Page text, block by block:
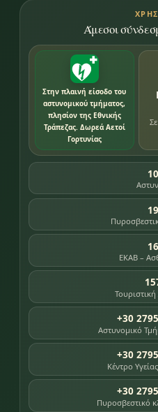
Άμεσοι
Στην πλαινή είσοδο του
αστυνομικού τμήματος,
πλησίον της Εθνικής
Τράπεζας. Δωρεά Αετοί
Γορτυνίας
ΕΚΑΒ –
+30
Αστυνομικό
+30
Κέντρο
+30
Πυροσβεστικό